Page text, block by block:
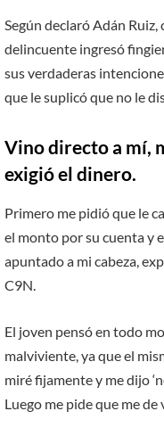
Según declaró Adán
delincuente ingresó
sus verdaderas
que le suplicó que no le
Vino directo a mí,
exigió el dinero.
Primero me pidió que le
el monto por su cuenta y
apuntado a mi cabeza,
C9N.
El joven pensó en todo
malviviente, ya que el
miré fijamente y me dijo
Luego me pide que me de